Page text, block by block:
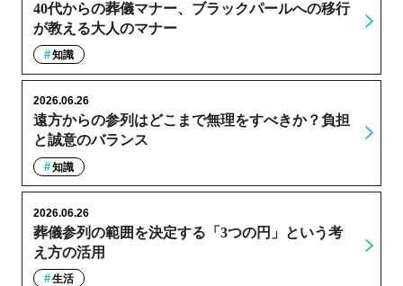
40代からの葬儀マナー、ブラックパールへの移行
が教える大人のマナー
知識
遠方からの参列はどこまで無理をすべきか？負担
と誠意のバランス
2026.06.26
知識
葬儀参列の範囲を決定する「3つの円」という考
え方の活用
2026.06.26
生活